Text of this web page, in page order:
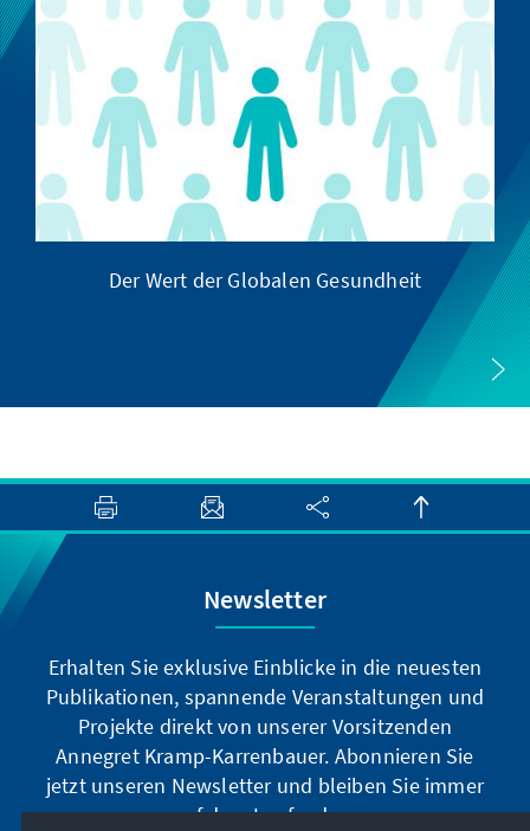
Der Wert der Globalen Gesundheit
Newsletter
Erhalten Sie exklusive Einblicke in die neuesten
Publikationen, spannende Veranstaltungen und
Projekte direkt von unserer Vorsitzenden
Annegret Kramp-Karrenbauer. Abonnieren Sie
jetzt unseren Newsletter und bleiben Sie immer
auf dem Laufenden.